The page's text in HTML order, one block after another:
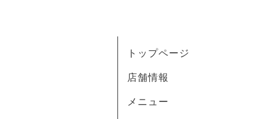
トップページ
店舗情報
メニュー